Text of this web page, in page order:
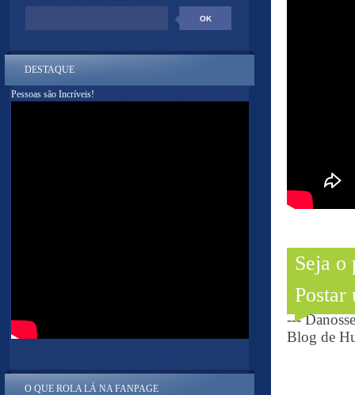
Seja o
Postar
---
Blog de
DESTAQUE
Pessoas são Incríveis!
O QUE ROLA LÁ NA FANPAGE